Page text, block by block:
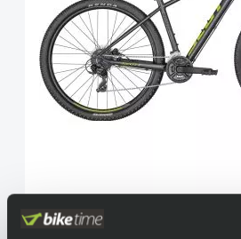
Scott Aspect 760 Granite